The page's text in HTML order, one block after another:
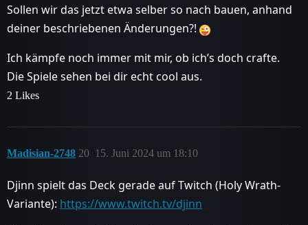
Sollen wir das jetzt etwa selber so nach bauen, anhand
deiner beschriebenen Änderungen?!
Ich kämpfe noch immer mit mir, ob ich’s doch crafte.
Die Spiele sehen bei dir echt cool aus.
2 Likes
Madisian-2748 15. Juni 2024 um 18:10
20
Djinn spielt das Deck gerade auf Twitch (Holy Wrath-
Variante): https://www.twitch.tv/djinn